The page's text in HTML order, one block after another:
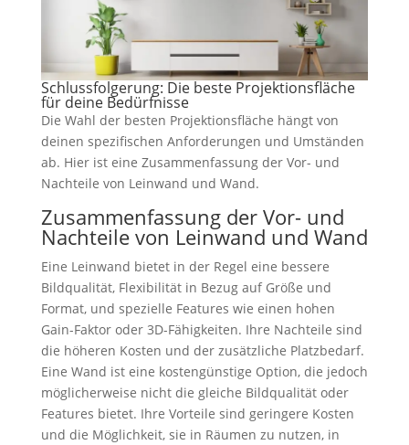
Schlussfolgerung: Die beste Projektionsfläche
für deine Bedürfnisse
Die Wahl der besten Projektionsfläche hängt von
deinen spezifischen Anforderungen und Umständen
ab. Hier ist eine Zusammenfassung der Vor- und
Nachteile von Leinwand und Wand.
Zusammenfassung der Vor- und
Nachteile von Leinwand und Wand
Eine Leinwand bietet in der Regel eine bessere
Bildqualität, Flexibilität in Bezug auf Größe und
Format, und spezielle Features wie einen hohen
Gain-Faktor oder 3D-Fähigkeiten. Ihre Nachteile sind
die höheren Kosten und der zusätzliche Platzbedarf.
Eine Wand ist eine kostengünstige Option, die jedoch
möglicherweise nicht die gleiche Bildqualität oder
Features bietet. Ihre Vorteile sind geringere Kosten
und die Möglichkeit, sie in Räumen zu nutzen, in